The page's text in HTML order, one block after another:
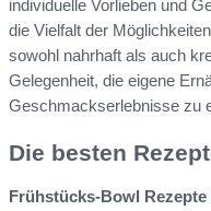
individuelle Vorlieben und
die Vielfalt der
sowohl nahrhaft als auch
Gelegenheit, die eigene
Geschmackserlebnisse zu
Die besten
Frühstücks-Bowl Rezepte